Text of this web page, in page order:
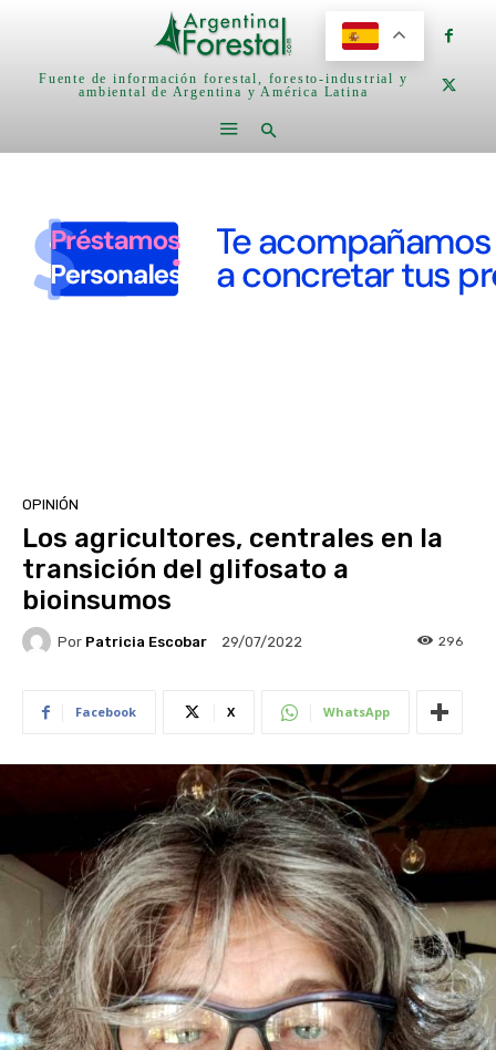
Fuente de información forestal, foresto-industrial y
ambiental de Argentina y América Latina
OPINIÓN
Los agricultores, centrales en la
transición del glifosato a
bioinsumos
Por Patricia Escobar 29/07/2022 296
Facebook X WhatsApp